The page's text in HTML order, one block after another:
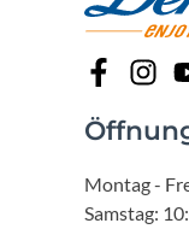
Montag -
Samstag: